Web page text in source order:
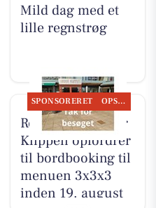
Mild dag med et
lille regnstrøg
SPONSORERET OPSLAGSTAVLEN
Restaurant Under
Klippen opfordrer
til bordbooking til
menuen 3x3x3
inden 19. august